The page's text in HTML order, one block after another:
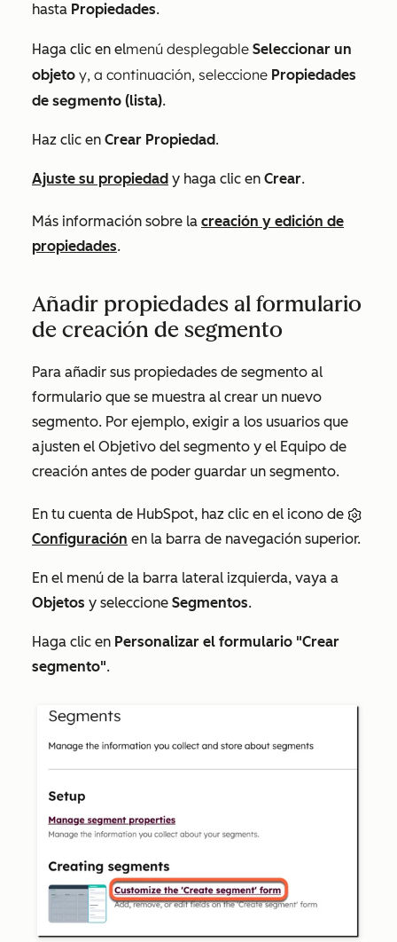
hasta Propiedades.
Haga clic en elmenú desplegable Seleccionar un
objeto y, a continuación, seleccione Propiedades
de segmento (lista).
Haz clic en Crear Propiedad.
Ajuste su propiedad y haga clic en Crear.
Más información sobre la creación y edición de
propiedades.
Añadir propiedades al formulario
de creación de segmento
Para añadir sus propiedades de segmento al
formulario que se muestra al crear un nuevo
segmento. Por ejemplo, exigir a los usuarios que
ajusten el Objetivo del segmento y el Equipo de
creación antes de poder guardar un segmento.
En tu cuenta de HubSpot, haz clic en el icono de
Configuración en la barra de navegación superior.
En el menú de la barra lateral izquierda, vaya a
Objetos y seleccione Segmentos.
Haga clic en Personalizar el formulario "Crear
segmento".